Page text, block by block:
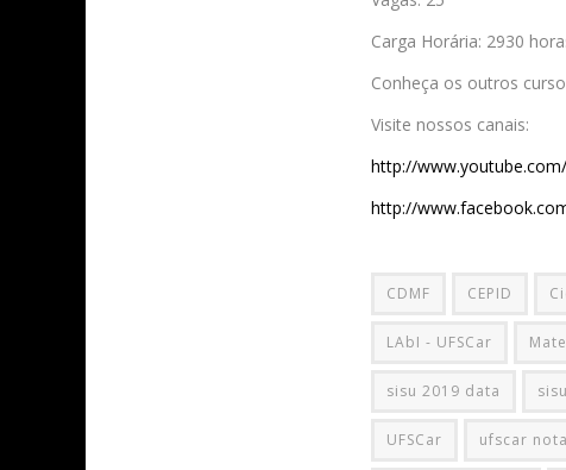
Carga Horária: 2930
Conheça os outros
Visite nossos canais:
http://
http://
CDMF CEPID
LAbI - UFSCar
sisu 2019 data
UFSCar ufscar